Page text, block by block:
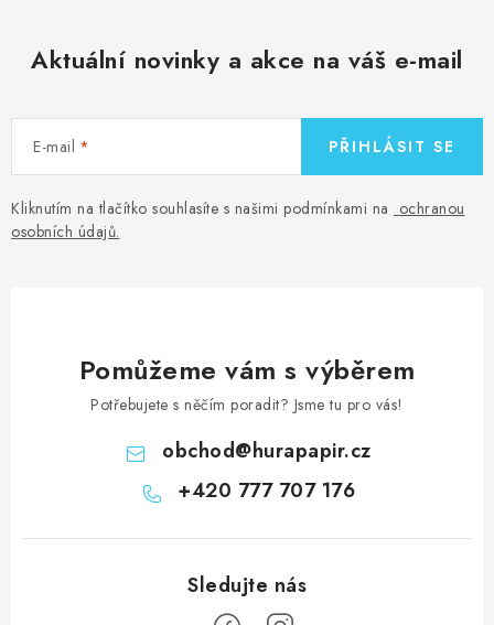
Aktuální novinky a akce na váš e-mail
E-mail
Kliknutím na tlačítko souhlasíte s našimi podmínkami na ochranou
osobních údajů.
PŘIHLÁSIT SE
Pomůžeme vám s výběrem
Potřebujete s něčím poradit? Jsme tu pro vás!
obchod@hurapapir.cz
+420 777 707 176